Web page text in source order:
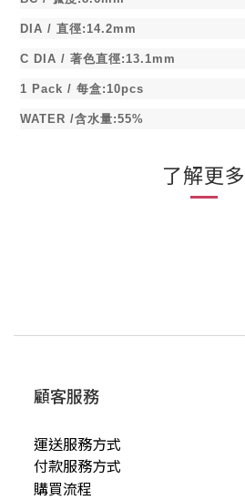
DIA / 直徑:14.2mm
C DIA / 著色直徑:13.1mm
1 Pack / 每盒:10pcs
WATER /含水量:55%
了解更多
顧客服務
運送服務方式
付款服務方式
購買流程